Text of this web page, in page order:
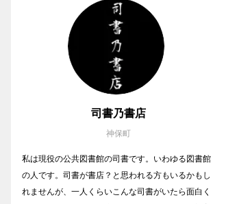
司書乃書店
神保町
私は現役の公共図書館の司書です。いわゆる図書館
の人です。司書が書店？と思われる方もいるかもし
れませんが、一人くらいこんな司書がいたら面白く